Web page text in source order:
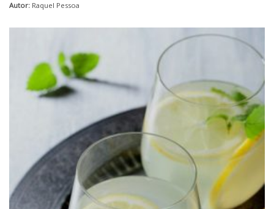
Autor: Raquel Pessoa